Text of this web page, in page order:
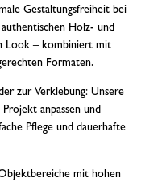
Gestaltungsfreiheit bei
Holz- und
Look – kombiniert mit
Formaten.
zur Verklebung: Unsere
anpassen und
Pflege und dauerhafte
mit hohen